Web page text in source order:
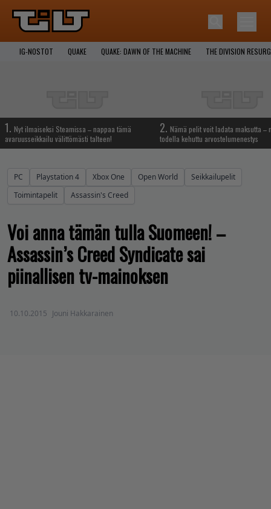
IG-NOSTOT QUAKE QUAKE: DAWN OF THE MACHINE THE DIVISION
1. Nyt ilmaiseksi Steamissa – nappaa tämä
avaruusseikkailu välittömästi talteen!
2. Nämä pelit voit ladata maksutta –
todella kehuttu arvostelumenestys
PC Playstation 4 Xbox One Open World
Seikkailupelit
Toimintapelit
Assassin's Creed
Voi anna tämän tulla Suomeen! –
Assassin’s Creed Syndicate sai
piinallisen tv-mainoksen
10.10.2015 Jouni Hakkarainen